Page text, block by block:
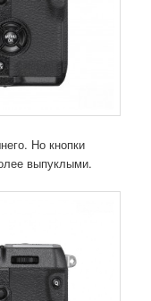
Но кнопки
выпуклыми.